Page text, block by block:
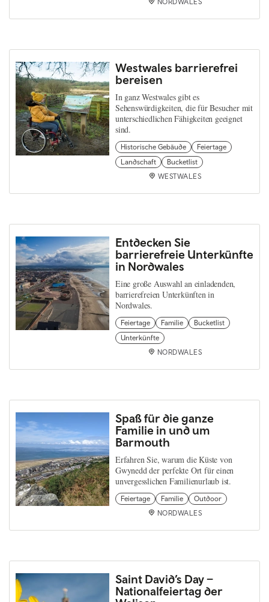
Westwales barrierefrei
bereisen
In ganz Westwales gibt es
Sehenswürdigkeiten, die für Besucher mit
unterschiedlichen Fähigkeiten geeignet
sind.
Historische Gebäude
Feiertage
Landschaft
Bucketlist
WESTWALES
Entdecken Sie
barrierefreie Unterkünfte
in Nordwales
Eine große Auswahl an einladenden,
barrierefreien Unterkünften in
Nordwales.
Feiertage Familie
Bucketlist
Unterkünfte
NORDWALES
Spaß für die ganze
Familie in und um
Barmouth
Erfahren Sie, warum die Küste von
Gwynedd der perfekte Ort für einen
unvergesslichen Familienurlaub ist.
Feiertage Familie
Outdoor
NORDWALES
Saint David’s Day –
Nationalfeiertag der